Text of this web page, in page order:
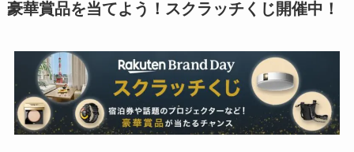
豪華賞品を当てよう！スクラッチくじ開催中！